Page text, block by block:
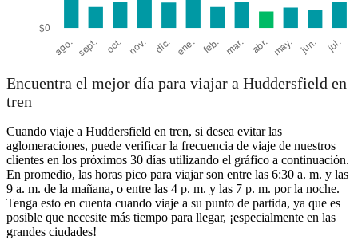
Encuentra el mejor día para viajar a Huddersfield en
tren
Cuando viaje a Huddersfield en tren, si desea evitar las
aglomeraciones, puede verificar la frecuencia de viaje de nuestros
clientes en los próximos 30 días utilizando el gráfico a continuación.
En promedio, las horas pico para viajar son entre las 6:30 a. m. y las
9 a. m. de la mañana, o entre las 4 p. m. y las 7 p. m. por la noche.
Tenga esto en cuenta cuando viaje a su punto de partida, ya que es
posible que necesite más tiempo para llegar, ¡especialmente en las
grandes ciudades!